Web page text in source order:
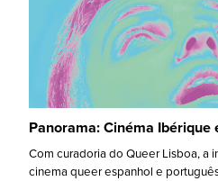
Panorama: Cinéma
Com curadoria do Queer Lisboa, a
cinema queer espanhol e